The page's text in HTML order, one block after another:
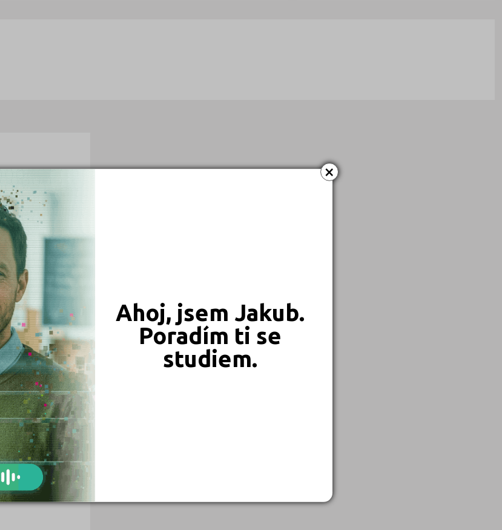
×
Ahoj, jsem Jakub.
Poradím ti se
studiem.
450 Kč
Objednat
331 Kč
Objednat